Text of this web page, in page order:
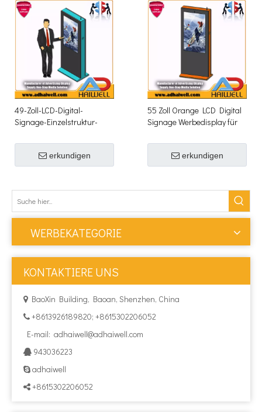
49-Zoll-LCD-Digital-
Signage-Einzelstruktur-
Außenbereich
erkundigen
55 Zoll Orange LCD Digital
Signage Werbedisplay für
erkundigen
WERBEKATEGORIE
KONTAKTIERE UNS
 BaoXin Building, Baoan, Shenzhen, China
 +8613926189820; +8615302206052
E-mail: adhaiwell@adhaiwell.com
 943036223
 adhaiwell
 +8615302206052